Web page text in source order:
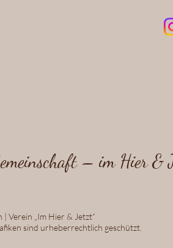
– im Hier &
Verein „Im Hier & Jetzt“
sind urheberrechtlich geschützt.